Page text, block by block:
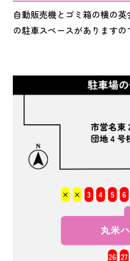
自動販売機とゴミ箱の横の
の駐車スペースがありますの